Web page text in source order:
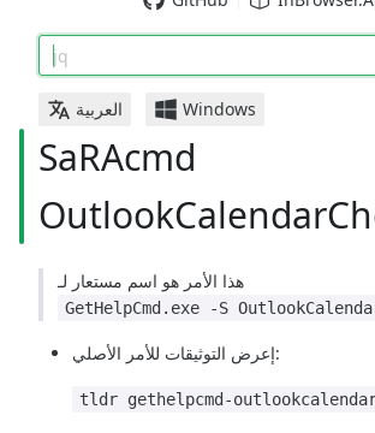
jq
العربية Windows
SaRAcmd
هذا الأمر هو اسم مستعار لـ
GetHelpCmd.exe -S
إعرض التوثيقات للأمر الأصلي:
tldr gethelpcmd-